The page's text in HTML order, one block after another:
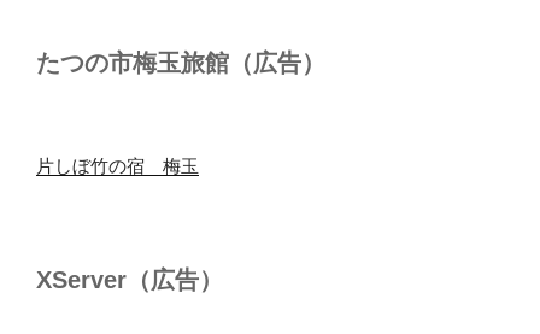
たつの市梅玉旅館（広告）
片しぼ竹の宿 梅玉
XServer（広告）